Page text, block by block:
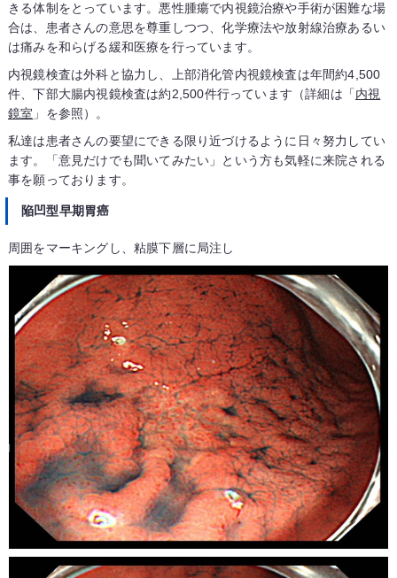
きる体制をとっています。悪性腫瘍で内視鏡治療や手術が困難な場
合は、患者さんの意思を尊重しつつ、化学療法や放射線治療あるい
は痛みを和らげる緩和医療を行っています。
内視鏡検査は外科と協力し、上部消化管内視鏡検査は年間約4,500
件、下部大腸内視鏡検査は約2,500件行っています（詳細は「内視
鏡室 」を参照）。
私達は患者さんの要望にできる限り近づけるように日々努力してい
ます。「意見だけでも聞いてみたい」という方も気軽に来院される
事を願っております。
陥凹型早期胃癌
周囲をマーキングし、粘膜下層に局注し